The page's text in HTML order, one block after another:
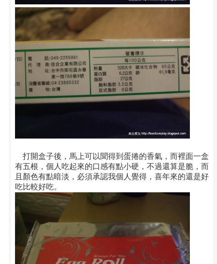
打開盒子後，馬上可以聞得到蛋捲的香氣，而裡面一盒
有五根，個人吃起來的口感有點小硬，不過還算是脆，而
且顏色有點暗淡，必須承認我個人覺得，喜年來的還是好
吃比較好吃。